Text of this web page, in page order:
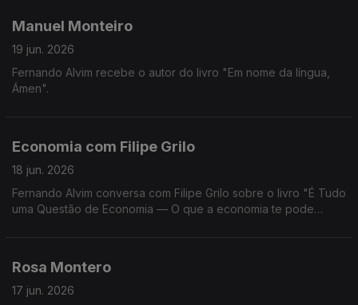
Manuel Monteiro
19 jun. 2026
Fernando Alvim recebe o autor do livro "Em nome da língua,
Ámen".
Economia com Filipe Grilo
18 jun. 2026
Fernando Alvim conversa com Filipe Grilo sobre o livro "É Tudo
uma Questão de Economia — O que a economia te pode
Rosa Montero
17 jun. 2026